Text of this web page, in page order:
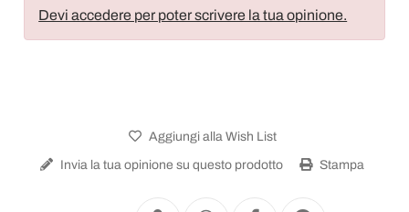
Devi accedere per poter scrivere la tua opinione.
Aggiungi alla Wish List
Invia la tua opinione su questo prodotto Stampa